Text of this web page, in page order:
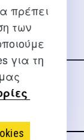
πρέπει
των
για τη